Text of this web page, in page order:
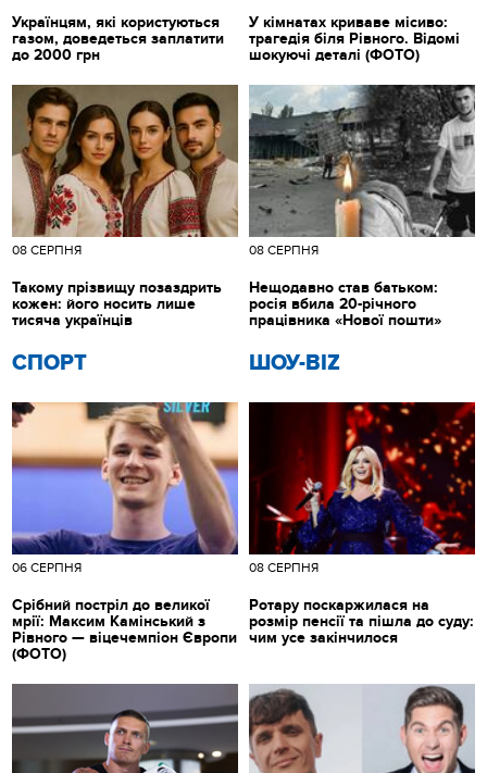
Українцям, які користуються
газом, доведеться заплатити
до 2000 грн
У кімнатах криваве місиво:
трагедія біля Рівного. Відомі
шокуючі деталі (ФОТО)
СПОРТ
06 СЕРПНЯ
Срібний постріл до великої
мрії: Максим Камінський з
Рівного — віцечемпіон Європи
(ФОТО)
ШОУ-BIZ
08 СЕРПНЯ
Ротару поскаржилася на
розмір пенсії та пішла до суду:
чим усе закінчилося
08 СЕРПНЯ
Такому прізвищу позаздрить
кожен: його носить лише
тисяча українців
08 СЕРПНЯ
Нещодавно став батьком:
росія вбила 20-річного
працівника «Нової пошти»